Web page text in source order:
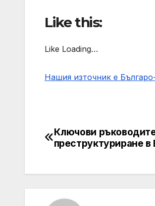
Like this:
Like Loading…
Нашия източник е
Post
Ключови
преструктуриране в